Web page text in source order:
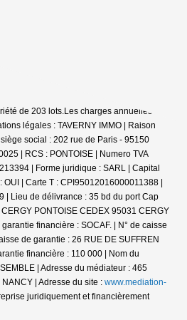
de 203 lots.Les charges annuelles sont
légales : TAVERNY IMMO | Raison
social : 202 rue de Paris - 95150
| RCS : PONTOISE | Numero TVA
| Forme juridique : SARL | Capital
OUI | Carte T : CPI95012016000011388 |
| Lieu de délivrance : 35 bd du port Cap
PONTOISE CEDEX 95031 CERGY
financière : SOCAF. | N° de caisse
de garantie : 26 RUE DE SUFFREN
financière : 110 000 | Nom du
| Adresse du médiateur : 465
| Adresse du site : www.mediation-
juridiquement et financièrement